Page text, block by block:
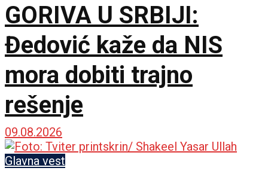
GORIVA U SRBIJI:
Đedović kaže da NIS
mora dobiti trajno
rešenje
09.08.2026
Glavna vest